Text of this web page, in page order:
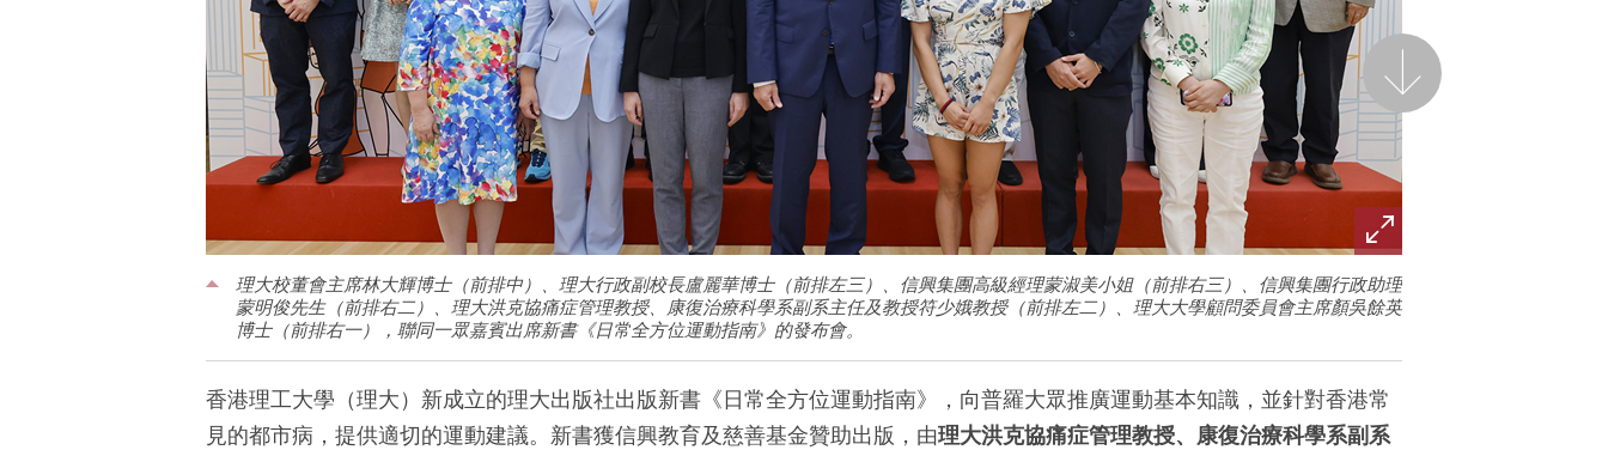
理大校董會主席林大輝博士（前排中）、理大行政副校長盧麗華博士（前排左三）、信興集團高級經理蒙淑美小姐（前排右三）、信興集團行政助理
蒙明俊先生（前排右二）、理大洪克協痛症管理教授、康復治療科學系副系主任及教授符少娥教授（前排左二）、理大大學顧問委員會主席顏吳餘英
博士（前排右一），聯同一眾嘉賓出席新書《日常全方位運動指南》的發布會。
後一頁
香港理工大學（理大）新成立的理大出版社出版新書《日常全方位運動指南》，向普羅大眾推廣運動基本知識，並針對香港常
見的都市病，提供適切的運動建議。新書獲信興教育及慈善基金贊助出版，由理大洪克協痛症管理教授、康復治療科學系副系